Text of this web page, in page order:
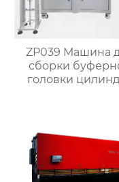
ZP039 Машина
сборки
головки